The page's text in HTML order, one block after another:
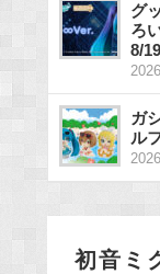
グ
ろ
8/
ガ
ル
初音ミ